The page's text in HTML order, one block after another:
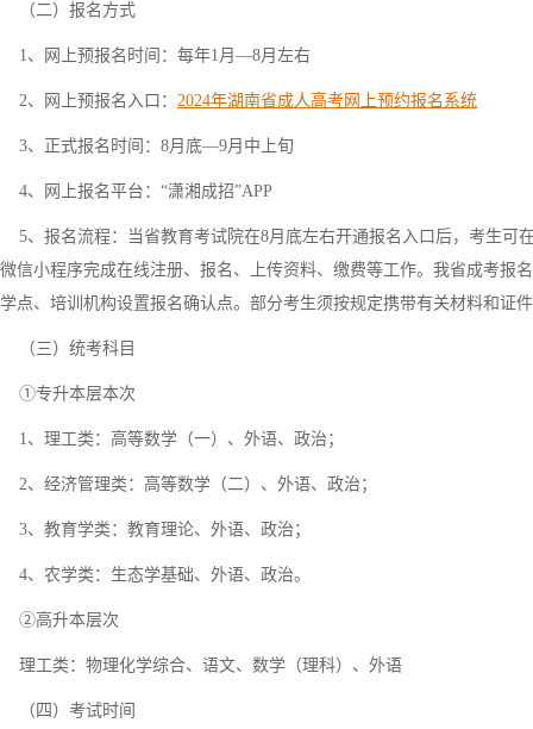
（二）报名方式
1、网上预报名时间：每年1月—8月左右
2、网上预报名入口： 2024年湖南省成人高考网上预约报名系统
3、正式报名时间：8月底—9月中上旬
4、网上报名平台：“潇湘成招”APP
5、报名流程：当省教育考试院在8月底左右开通报名入口后，考生可
微信小程序完成在线注册、报名、上传资料、缴费等工作。我省成考报
学点、培训机构设置报名确认点。部分考生须按规定携带有关材料和证
（三）统考科目
①专升本层本次
1、理工类：高等数学（一）、外语、政治；
2、经济管理类：高等数学（二）、外语、政治；
3、教育学类：教育理论、外语、政治；
4、农学类：生态学基础、外语、政治。
②高升本层次
理工类：物理化学综合、语文、数学（理科）、外语
（四）考试时间